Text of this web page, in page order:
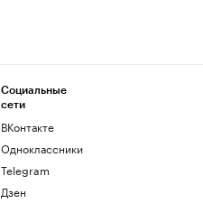
Социальные
сети
ВКонтакте
Одноклассники
Telegram
Дзен